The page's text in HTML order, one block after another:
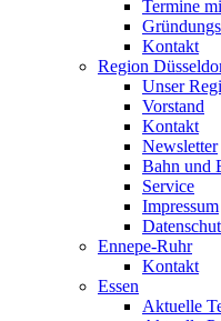
Termine
Kontakt
Region
Unser
Vorstand
Kontakt
Newsletter
Bahn und
Service
Impressum
Ennepe-Ruhr
Kontakt
Essen
Aktuelle